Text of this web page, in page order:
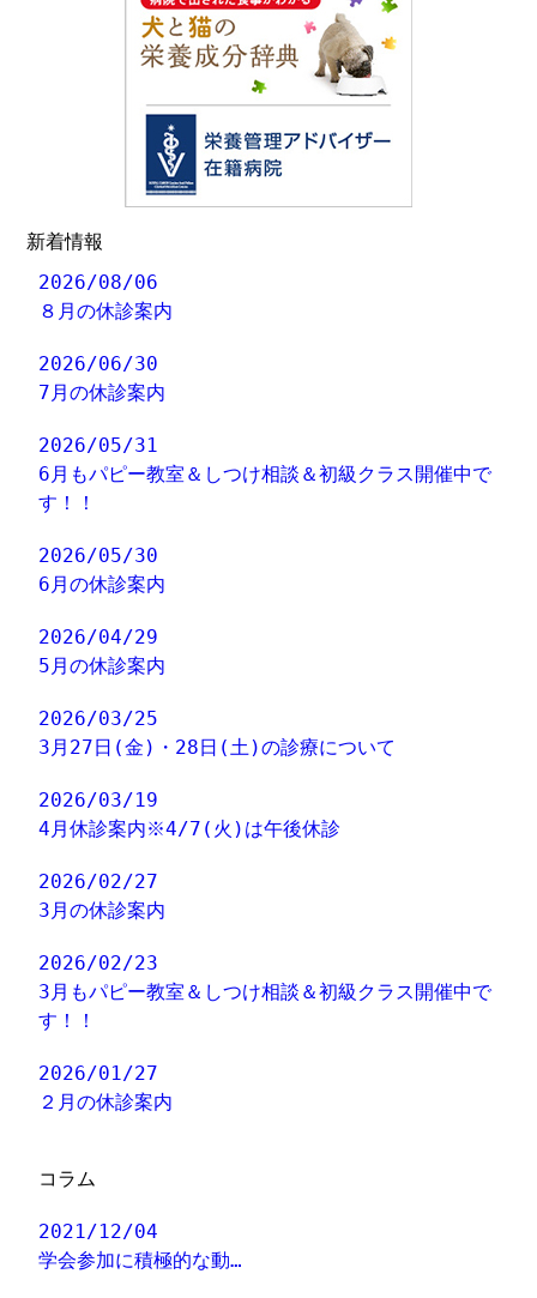
新着情報
2026/08/06
８月の休診案内
2026/06/30
7月の休診案内
2026/05/31
6月もパピー教室＆しつけ相談＆初級クラス開催中で
す！！
2026/05/30
6月の休診案内
2026/04/29
5月の休診案内
2026/03/25
3月27日(金)・28日(土)の診療について
2026/03/19
4月休診案内※4/7(火)は午後休診
2026/02/27
3月の休診案内
2026/02/23
3月もパピー教室＆しつけ相談＆初級クラス開催中で
す！！
2026/01/27
２月の休診案内
コラム
2021/12/04
学会参加に積極的な動…